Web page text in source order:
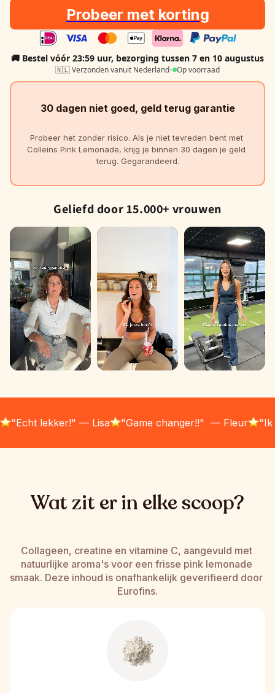
Probeer met korting
🚚 Bestel vóór 23:59 uur, bezorging tussen 7 en 10 augustus
🇳🇱 Verzonden vanuit Nederland• Op voorraad
30 dagen niet goed, geld terug garantie
Probeer het zonder risico. Als je niet tevreden bent met
Colleins Pink Lemonade, krijg je binnen 30 dagen je geld
terug. Gegarandeerd.
Geliefd door 15.000+ vrouwen
"Echt lekker!" — Lisa "Game changer!!"  — Fleur "Ik
Wat zit er in elke scoop?
Collageen, creatine en vitamine C, aangevuld met
natuurlijke aroma's voor een frisse pink lemonade
smaak. Deze inhoud is onafhankelijk geverifieerd door
Eurofins.